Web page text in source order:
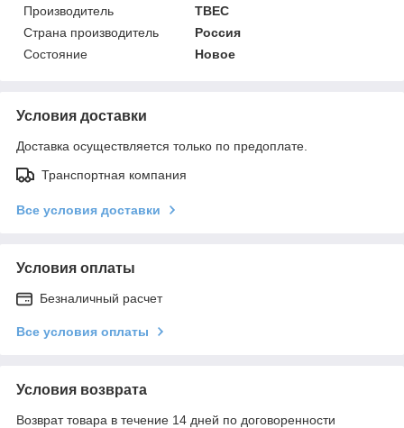
Производитель
ТВЕС
Страна производитель
Россия
Состояние
Новое
Условия доставки
Доставка осуществляется только по предоплате.
Транспортная компания
Все условия доставки
Условия оплаты
Безналичный расчет
Все условия оплаты
Условия возврата
Возврат товара в течение 14 дней по договоренности